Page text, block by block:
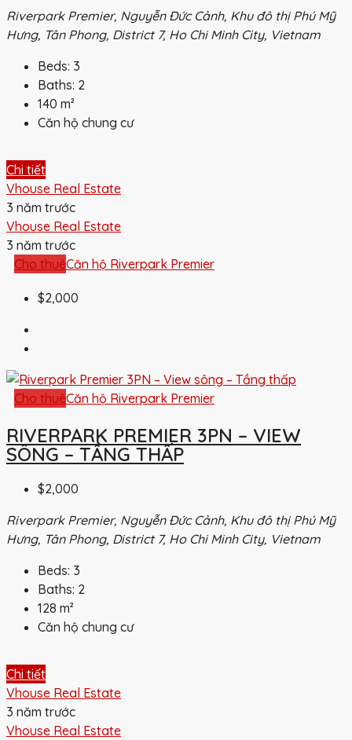
Riverpark Premier, Nguyễn Đức Cảnh, Khu đô thị Phú Mỹ
Hưng, Tân Phong, District 7, Ho Chi Minh City, Vietnam
Beds: 3
Baths: 2
140 m²
Căn hộ chung cư
Chi tiết
Vhouse Real Estate
3 năm trước
Vhouse Real Estate
3 năm trước
Cho thuêCăn hộ Riverpark Premier
$2,000
Cho thuêCăn hộ Riverpark Premier
RIVERPARK PREMIER 3PN – VIEW
SÔNG – TẦNG THẤP
$2,000
Riverpark Premier, Nguyễn Đức Cảnh, Khu đô thị Phú Mỹ
Hưng, Tân Phong, District 7, Ho Chi Minh City, Vietnam
Beds: 3
Baths: 2
128 m²
Căn hộ chung cư
Chi tiết
Vhouse Real Estate
3 năm trước
Vhouse Real Estate